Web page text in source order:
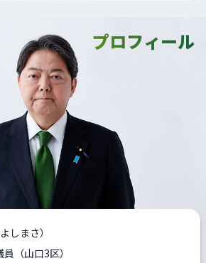
プロフィール
しまさ）
員（山口3区）